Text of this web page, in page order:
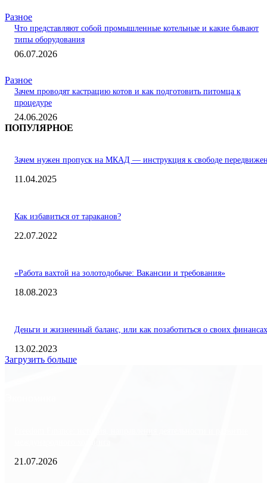
Разное
Что представляют собой промышленные котельные и какие бывают
типы оборудования
06.07.2026
Разное
Зачем проводят кастрацию котов и как подготовить питомца к
процедуре
24.06.2026
ПОПУЛЯРНОЕ
Зачем нужен пропуск на МКАД — инструкция к свободе
11.04.2025
Как избавиться от тараканов?
22.07.2022
«Работа вахтой на золотодобыче: Вакансии и требования»
18.08.2023
Деньги и жизненный баланс, или как позаботиться о своих финансах
13.02.2023
Загрузить больше
21.07.2026